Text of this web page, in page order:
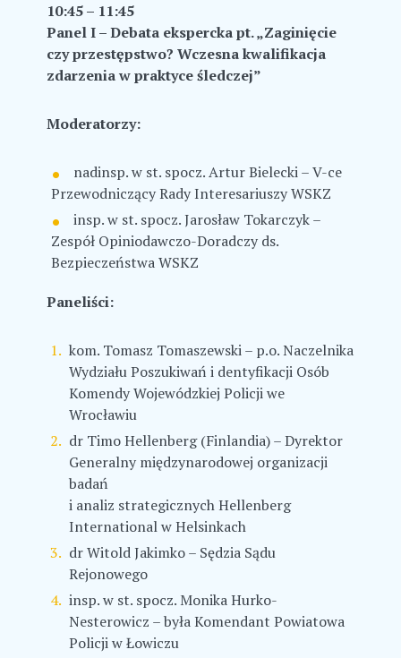
10:45 – 11:45
Panel I – Debata ekspercka pt.„Zaginięcie
czy przestępstwo? Wczesna kwalifikacja
zdarzenia w praktyce śledczej”
Moderatorzy:
nadinsp. w st. spocz. Artur Bielecki – V-ce
Przewodniczący Rady Interesariuszy WSKZ
insp. w st. spocz. Jarosław Tokarczyk –
Zespół Opiniodawczo-Doradczy ds.
Bezpieczeństwa WSKZ
Paneliści:
kom. Tomasz Tomaszewski – p.o. Naczelnika
Wydziału Poszukiwań i dentyfikacji Osób
Komendy Wojewódzkiej Policji we
Wrocławiu
dr Timo Hellenberg (Finlandia) – Dyrektor
Generalny międzynarodowej organizacji
badań
i analiz strategicznych Hellenberg
International w Helsinkach
dr Witold Jakimko – Sędzia Sądu
Rejonowego
insp. w st. spocz. Monika Hurko-
Nesterowicz – była Komendant Powiatowa
Policji w Łowiczu